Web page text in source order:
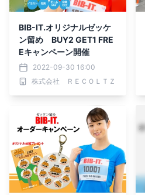
BIB-IT.オリジナルゼッケ
ン留め BUY2 GET1 FRE
Eキャンペーン開催
2022-09-30 16:00
株式会社 ＲＥＣＯＬＴＺ